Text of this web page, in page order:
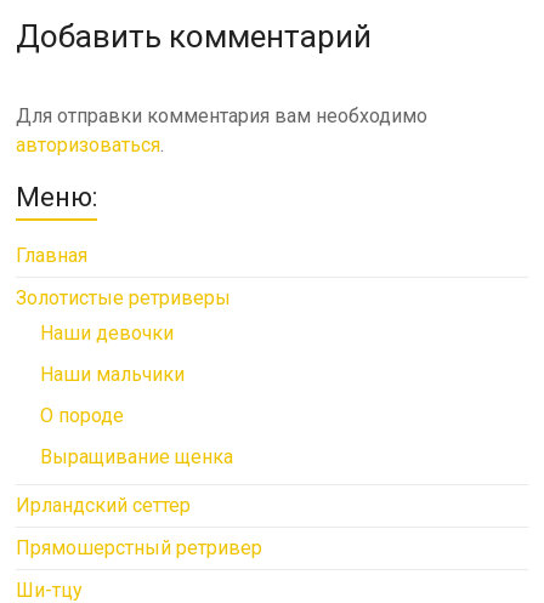
Добавить комментарий
Для отправки комментария вам необходимо
авторизоваться.
Меню:
Главная
Золотистые ретриверы
Наши девочки
Наши мальчики
О породе
Выращивание щенка
Ирландский сеттер
Прямошерстный ретривер
Ши-тцу